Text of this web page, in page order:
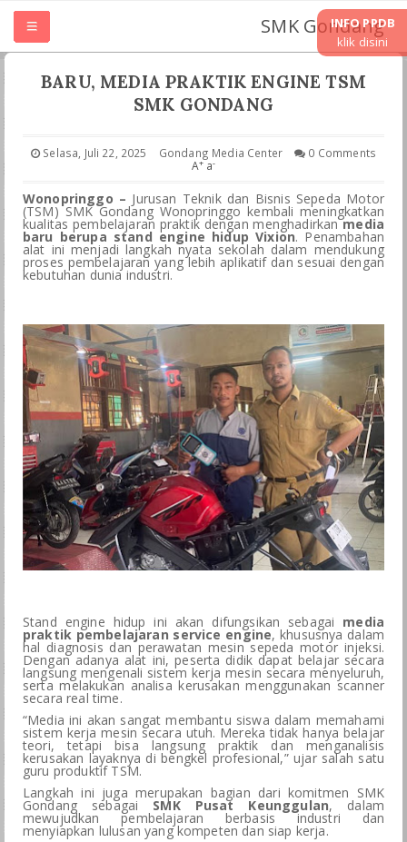
INFO PPDB
klik disini
SMK Gondang
HOME
JURUSAN
LASKURIN
PKL PRAKRIN
BKK
LSP
GALERI
SPMB
BARU, MEDIA PRAKTIK ENGINE TSM
SMK GONDANG
Selasa, Juli 22, 2025 Gondang Media Center
0 Comments
A+ a-
Wonopringgo – Jurusan Teknik dan Bisnis Sepeda Motor
(TSM) SMK Gondang Wonopringgo kembali meningkatkan
kualitas pembelajaran praktik dengan menghadirkanmedia
baru berupa stand engine hidup Vixion. Penambahan
alat ini menjadi langkah nyata sekolah dalam mendukung
proses pembelajaran yang lebih aplikatif dan sesuai dengan
kebutuhan dunia industri.
Stand engine hidup ini akan difungsikan sebagai media
praktik pembelajaran service engine, khususnya dalam
hal diagnosis dan perawatan mesin sepeda motor injeksi.
Dengan adanya alat ini, peserta didik dapat belajar secara
langsung mengenali sistem kerja mesin secara menyeluruh,
serta melakukan analisa kerusakan menggunakan scanner
secara real time.
“Media ini akan sangat membantu siswa dalam memahami
sistem kerja mesin secara utuh. Mereka tidak hanya belajar
teori, tetapi bisa langsung praktik dan menganalisis
kerusakan layaknya di bengkel profesional,” ujar salah satu
guru produktif TSM.
Langkah ini juga merupakan bagian dari komitmen SMK
Gondang sebagai SMK Pusat Keunggulan, dalam
mewujudkan pembelajaran berbasis industri dan
menyiapkan lulusan yang kompeten dan siap kerja.